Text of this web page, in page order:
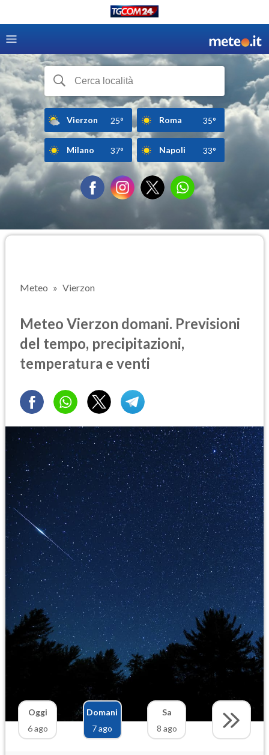
Vierzon 25° Roma 35°
Milano 37° Napoli 33°
Meteo Vierzon
Meteo Vierzon domani. Previsioni
del tempo, precipitazioni,
temperatura e venti
Oggi
6 ago
Domani
7 ago
Sa
8 ago